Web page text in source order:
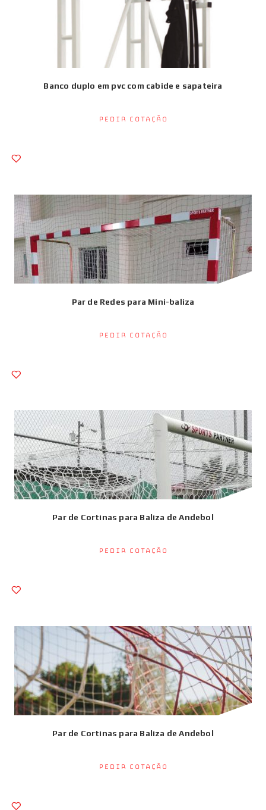
Banco duplo em pvc com cabide e sapateira
Pedir Cotação
Par de Redes para Mini-baliza
Pedir Cotação
Par de Cortinas para Baliza de Andebol
Pedir Cotação
Par de Cortinas para Baliza de Andebol
Pedir Cotação